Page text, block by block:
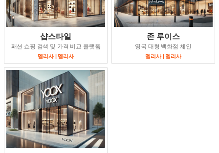
샵스타일
패션 쇼핑 검색 및 가격 비교 플랫폼
멜리사 | 멜리사
존 루이스
영국 대형 백화점 체인
멜리사 | 멜리사